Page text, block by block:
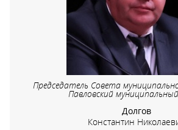
Председатель Совета
Павловский
Долгов
Константин